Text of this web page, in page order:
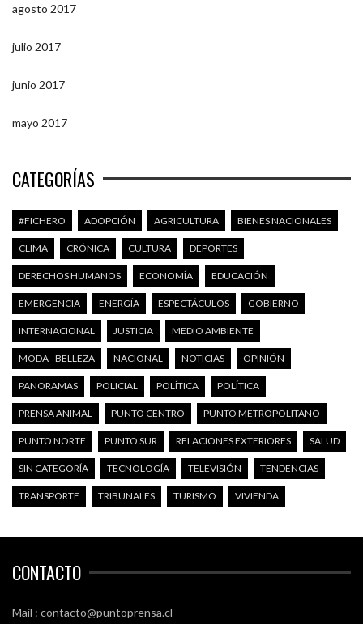
agosto 2017
julio 2017
junio 2017
mayo 2017
CATEGORÍAS
#FICHERO ADOPCIÓN AGRICULTURA BIENES NACIONALES
CLIMA CRÓNICA CULTURA DEPORTES
DERECHOS HUMANOS ECONOMÍA EDUCACIÓN
EMERGENCIA ENERGÍA ESPECTÁCULOS GOBIERNO
INTERNACIONAL JUSTICIA MEDIO AMBIENTE
MODA - BELLEZA NACIONAL NOTICIAS OPINIÓN
PANORAMAS POLICIAL POLÍTICA POLÍTICA
PRENSA ANIMAL PUNTO CENTRO PUNTO METROPOLITANO
PUNTO NORTE PUNTO SUR RELACIONES EXTERIORES SALUD
SIN CATEGORÍA TECNOLOGÍA TELEVISIÓN TENDENCIAS
TRANSPORTE TRIBUNALES TURISMO VIVIENDA
CONTACTO
Mail : contacto@puntoprensa.cl